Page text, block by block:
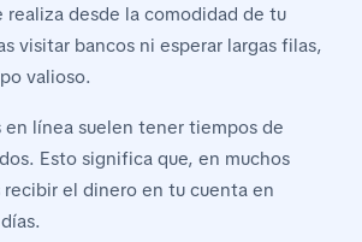
realiza desde la comodidad de tu
visitar bancos ni esperar largas filas,
valioso.
en línea suelen tener tiempos de
Esto significa que, en muchos
recibir el dinero en tu cuenta en